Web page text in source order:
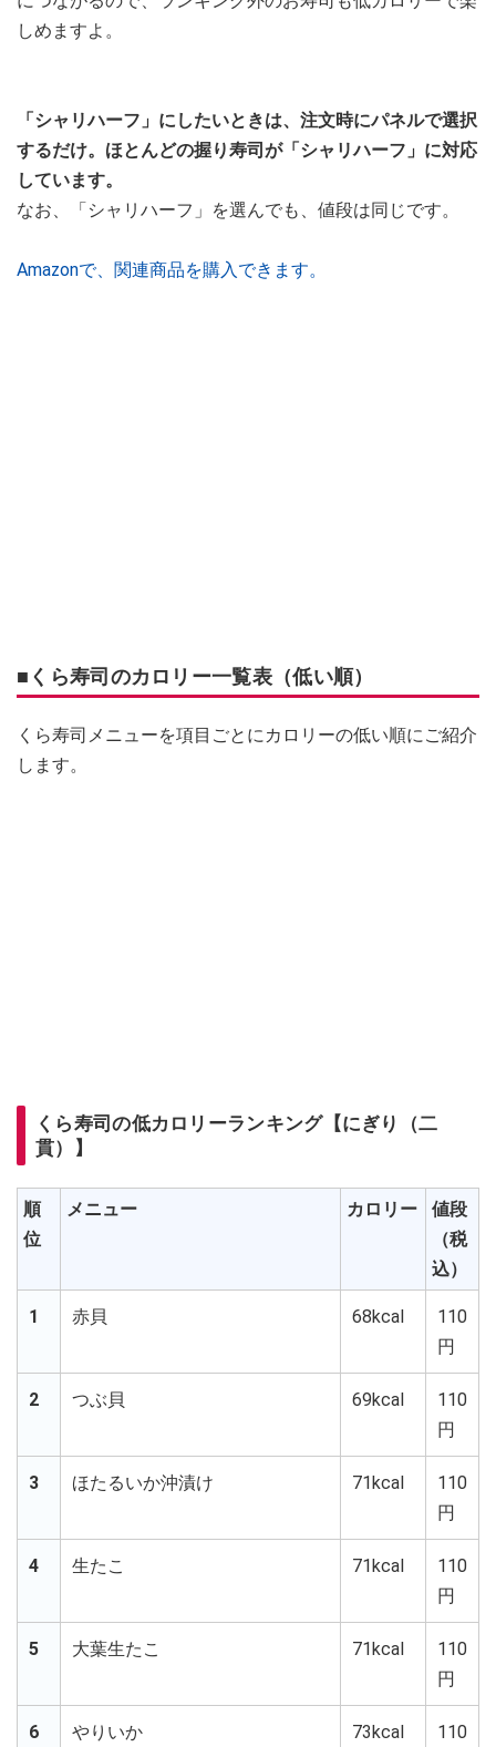
しめますよ。
「シャリハーフ」にしたいときは、注文時にパネルで選択
するだけ。ほとんどの握り寿司が「シャリハーフ」に対応
しています。
なお、「シャリハーフ」を選んでも、値段は同じです。
Amazonで、関連商品を購入できます。
■くら寿司のカロリー一覧表（低い順）
くら寿司メニューを項目ごとにカロリーの低い順にご紹介
します。
くら寿司の低カロリーランキング【にぎり（二
貫）】
順
位
メニュー カロリー
値段
（税
込）
1 赤貝 68kcal
110
円
2 つぶ貝 69kcal
110
円
3 ほたるいか沖漬け 71kcal
110
円
4 生たこ 71kcal
110
円
5 大葉生たこ 71kcal
110
円
6 やりいか 73kcal
110